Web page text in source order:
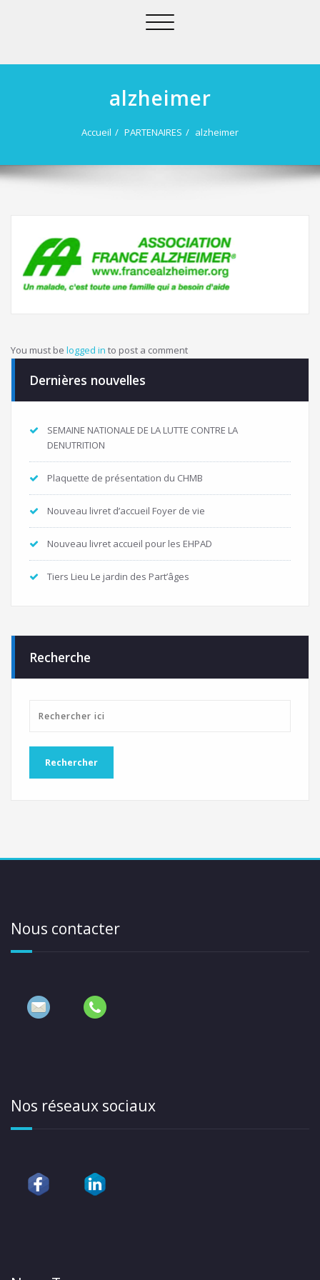
Afficher/masquer
alzheimer
Accueil PARTENAIRES alzheimer
You must be logged in to post a comment
Dernières nouvelles
SEMAINE NATIONALE DE LA LUTTE CONTRE LA
DENUTRITION
Plaquette de présentation du CHMB
Nouveau livret d’accueil Foyer de vie
Nouveau livret accueil pour les EHPAD
Tiers Lieu Le jardin des Part’âges
Recherche
Nous contacter
Nos réseaux sociaux